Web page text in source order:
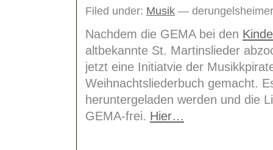
Filed under: Musik —
Nachdem die GEMA bei den
altbekannte St. Martinslieder
jetzt eine Initiatvie der
Weihnachtsliederbuch gemacht.
heruntergeladen werden und die
GEMA-frei. Hier…